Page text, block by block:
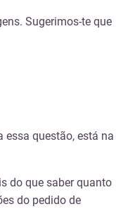
Sugerimos-te que
essa questão, está na
do que saber quanto
do pedido de